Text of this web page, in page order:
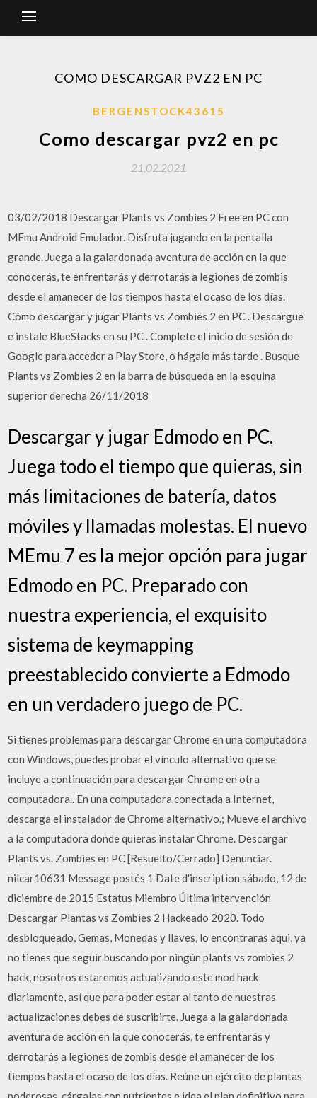
COMO DESCARGAR PVZ2 EN PC
BERGENSTOCK43615
Como descargar pvz2 en pc
21.02.2021
03/02/2018 Descargar Plants vs Zombies 2 Free en PC con
MEmu Android Emulador. Disfruta jugando en la pentalla
grande. Juega a la galardonada aventura de acción en la que
conocerás, te enfrentarás y derrotarás a legiones de zombis
desde el amanecer de los tiempos hasta el ocaso de los días.
Cómo descargar y jugar Plants vs Zombies 2 en PC . Descargue
e instale BlueStacks en su PC . Complete el inicio de sesión de
Google para acceder a Play Store, o hágalo más tarde . Busque
Plants vs Zombies 2 en la barra de búsqueda en la esquina
superior derecha 26/11/2018
Descargar y jugar Edmodo en PC.
Juega todo el tiempo que quieras, sin
más limitaciones de batería, datos
móviles y llamadas molestas. El nuevo
MEmu 7 es la mejor opción para jugar
Edmodo en PC. Preparado con
nuestra experiencia, el exquisito
sistema de keymapping
preestablecido convierte a Edmodo
en un verdadero juego de PC.
Si tienes problemas para descargar Chrome en una computadora
con Windows, puedes probar el vínculo alternativo que se
incluye a continuación para descargar Chrome en otra
computadora.. En una computadora conectada a Internet,
descarga el instalador de Chrome alternativo.; Mueve el archivo
a la computadora donde quieras instalar Chrome. Descargar
Plants vs. Zombies en PC [Resuelto/Cerrado] Denunciar.
nilcar10631 Message postés 1 Date d'inscription sábado, 12 de
diciembre de 2015 Estatus Miembro Última intervención
Descargar Plantas vs Zombies 2 Hackeado 2020. Todo
desbloqueado, Gemas, Monedas y llaves, lo encontraras aqui, ya
no tienes que seguir buscando por ningún plants vs zombies 2
hack, nosotros estaremos actualizando este mod hack
diariamente, así que para poder estar al tanto de nuestras
actualizaciones debes de suscribirte. Juega a la galardonada
aventura de acción en la que conocerás, te enfrentarás y
derrotarás a legiones de zombis desde el amanecer de los
tiempos hasta el ocaso de los días. Reúne un ejército de plantas